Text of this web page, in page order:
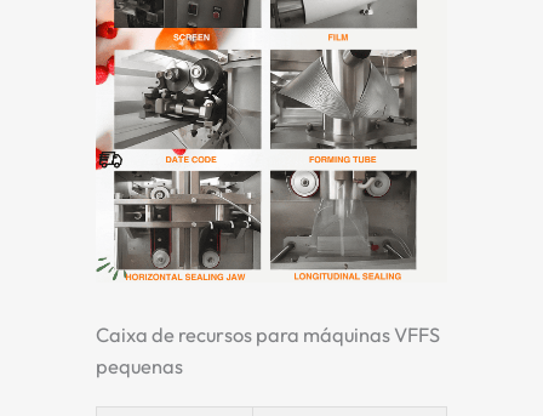
Caixa de recursos para máquinas VFFS
pequenas